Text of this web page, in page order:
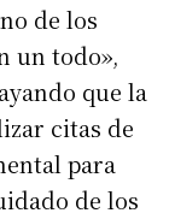
de los
un todo»,
que la
citas de
para
de los